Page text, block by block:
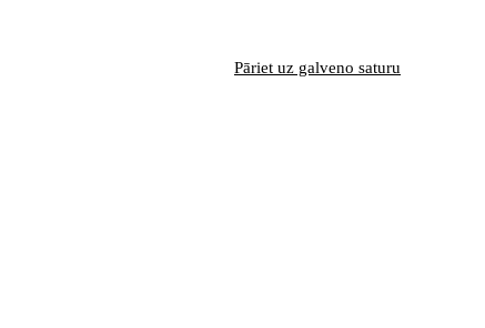
Pāriet uz galveno saturu